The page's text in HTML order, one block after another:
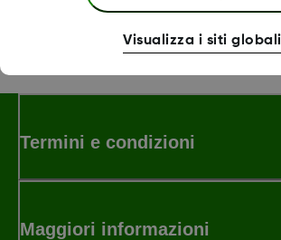
Termini e condizioni
Maggiori informazioni
Visualizza i siti globali